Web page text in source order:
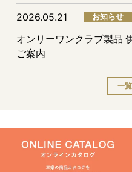
2026.05.21 お知らせ
オンリーワンクラブ製品
ご案内
一